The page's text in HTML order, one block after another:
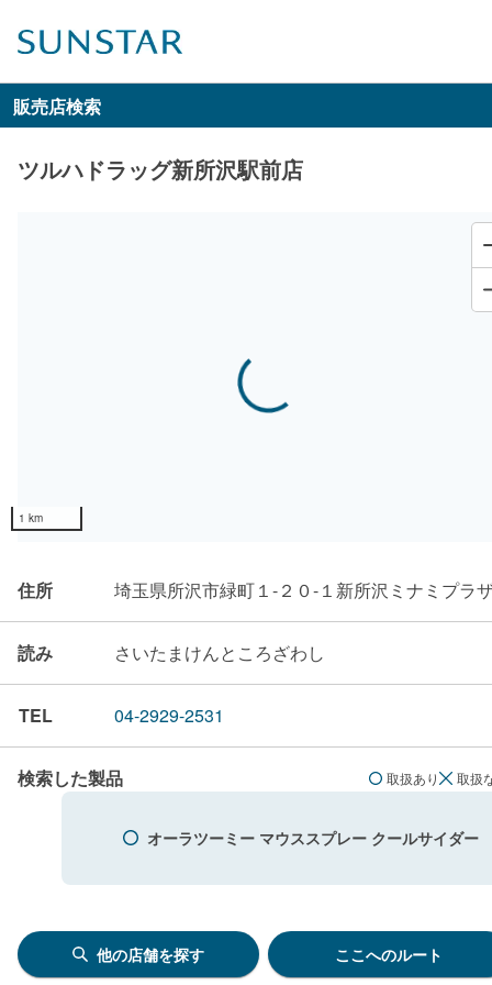
販売店検索
ツルハドラッグ新所沢駅前店
住所 埼玉県所沢市緑町１-２０-１新所沢ミナミプラ
読み さいたまけんところざわし
TEL 04-2929-2531
検索した製品 取扱あり 取扱
オーラツーミー マウススプレー クールサイダー
他の店舗を探す ここへのルート
Loading...
1 km